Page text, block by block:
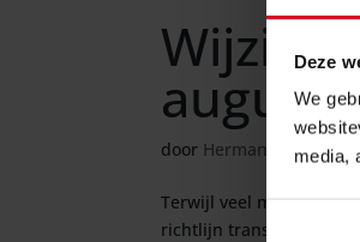
Deze
We
media,
door Hermanides-
Terwijl veel mensen
richtlijn transparante en